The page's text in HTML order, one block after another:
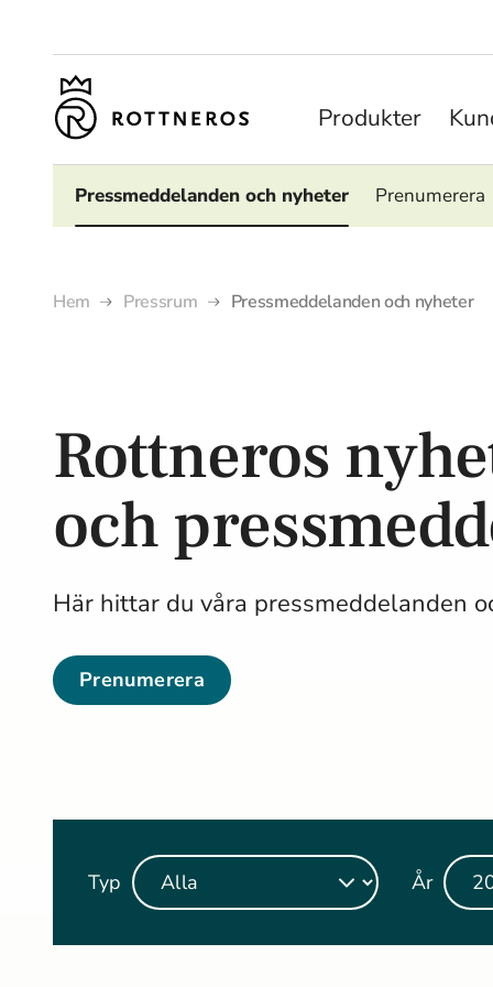
Produkter
Pressmeddelanden och nyheter Prenumerera
Hem Pressrum Pressmeddelanden och nyheter
Rottneros
och
Här hittar du våra pressmeddelanden
Prenumerera
Typ År